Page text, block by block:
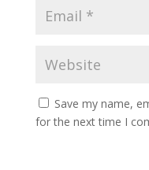
Save my name,
for the next time I